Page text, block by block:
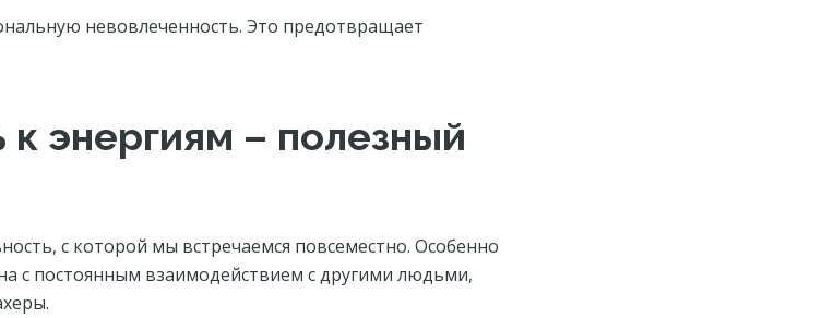
невовлеченность. Это предотвращает
к энергиям – полезный
с которой мы встречаемся повсеместно. Особенно
с постоянным взаимодействием с другими людьми,